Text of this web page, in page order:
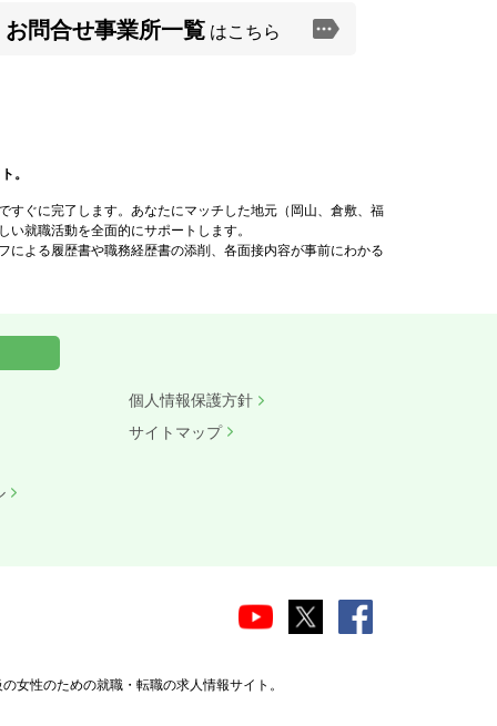
お問合せ事業所一覧 はこちら
。
ぐに完了します。あなたにマッチした地元（岡山、倉敷、福
就職活動を全面的にサポートします。
よる履歴書や職務経歴書の添削、各面接内容が事前にわかる
個人情報保護方針
サイトマップ
女性のための就職・転職の求人情報サイト。